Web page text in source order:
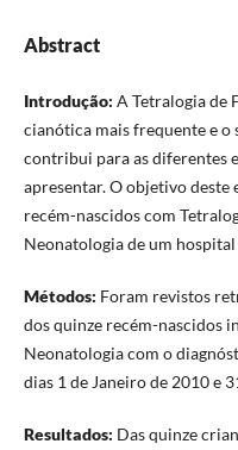
Abstract
Introdução: A Tetralogia de
cianótica mais frequente e
contribui para as diferentes
apresentar. O objetivo deste
recém-nascidos com
Neonatologia de um
Métodos: Foram revistos
dos quinze recém-nascidos
Neonatologia com o
dias 1 de Janeiro de 2010 e
Resultados: Das quinze